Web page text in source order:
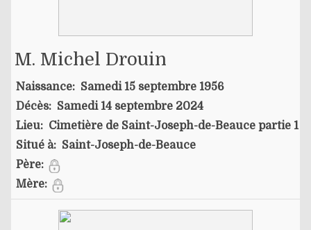
M. Michel Drouin
Naissance: Samedi 15 septembre 1956
Décès: Samedi 14 septembre 2024
Lieu: Cimetière de Saint-Joseph-de-Beauce partie 1
Situé à: Saint-Joseph-de-Beauce
Père:
Mère: